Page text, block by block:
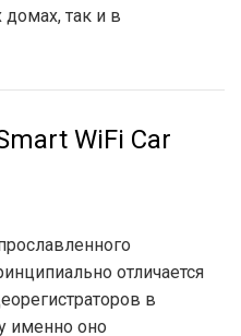
домах, так и в
WiFi Car
отличается
в
именно оно